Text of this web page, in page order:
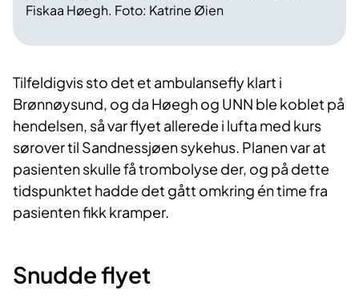
Fiskaa Høegh. Foto: Katrine Øien
Tilfeldigvis sto det et ambulansefly klart i
Brønnøysund, og da Høegh og UNN ble koblet på
hendelsen, så var flyet allerede i lufta med kurs
sørover til Sandnessjøen sykehus. Planen var at
pasienten skulle få trombolyse der, og på dette
tidspunktet hadde det gått omkring én time fra
pasienten fikk kramper.
Snudde flyet